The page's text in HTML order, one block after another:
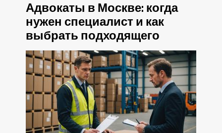
Адвокаты в Москве: когда
нужен специалист и как
выбрать подходящего